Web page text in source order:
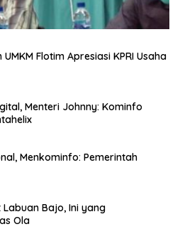
Flotim Apresiasi KPRI Usaha
Menteri Johnny: Kominfo
Menkominfo: Pemerintah
Bajo, Ini yang
Ola